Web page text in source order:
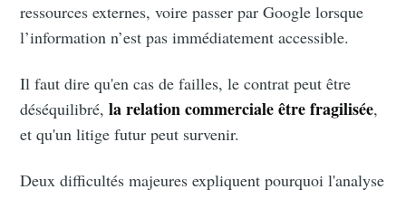
ressources externes, voire passer par Google lorsque
l’information n’est pas immédiatement accessible.
Il faut dire qu'en cas de failles, le contrat peut être
déséquilibré, la relation commerciale être fragilisée,
et qu'un litige futur peut survenir.
Deux difficultés majeures expliquent pourquoi l'analyse